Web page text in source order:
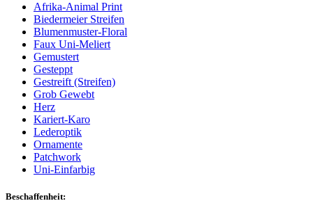
Afrika-Animal Print
Biedermeier Streifen
Blumenmuster-Floral
Faux Uni-Meliert
Gemustert
Gesteppt
Gestreift (Streifen)
Grob Gewebt
Herz
Kariert-Karo
Lederoptik
Ornamente
Patchwork
Uni-Einfarbig
Beschaffenheit: